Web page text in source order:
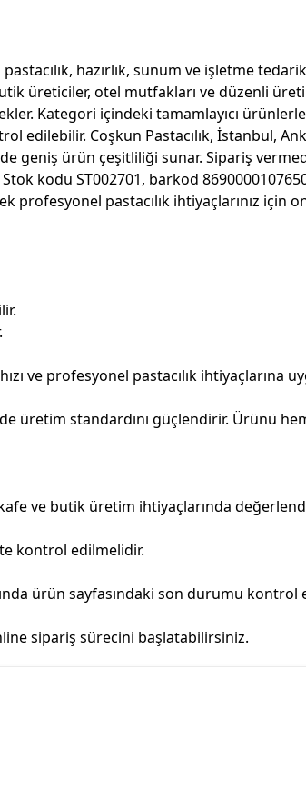
hazırlık, sunum ve işletme
üreticiler, otel mutfakları ve düzenli
Kategori içindeki tamamlayıcı
Coşkun Pastacılık, İstanbul,
geniş ürün çeşitliliği sunar. Sipariş
kodu ST002701, barkod
pastacılık ihtiyaçlarınız için
ve profesyonel pastacılık ihtiyaçlarına
üretim standardını güçlendirir. Ürünü
ve butik üretim ihtiyaçlarında
kontrol edilmelidir.
ürün sayfasındaki son durumu kontrol
sipariş sürecini başlatabilirsiniz.